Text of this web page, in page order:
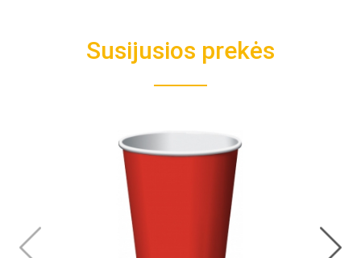
Susijusios prekės